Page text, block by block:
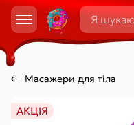
Масажери для тіла
АКЦІЯ